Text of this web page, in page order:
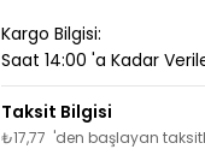
Kargo Bilgisi:
Saat 14:00 'a Kadar
₺17,77 'den başlayan